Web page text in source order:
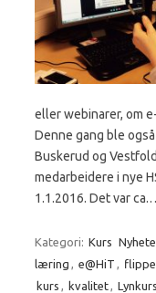
eller webinarer, om
Denne gang ble
Buskerud og
medarbeidere i nye
1.1.2016. Det var
Kategori: Kurs
læring
e@HiT
kurs
kvalitet